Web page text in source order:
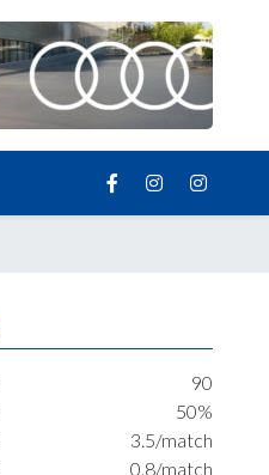
90
50%
3.5/match
0.8/match